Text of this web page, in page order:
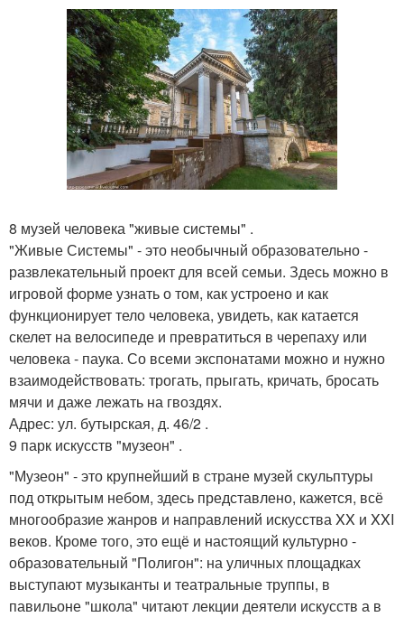
8 музей человека "живые системы" .
"Живые Системы" - это необычный образовательно -
развлекательный проект для всей семьи. Здесь можно в
игровой форме узнать о том, как устроено и как
функционирует тело человека, увидеть, как катается
скелет на велосипеде и превратиться в черепаху или
человека - паука. Со всеми экспонатами можно и нужно
взаимодействовать: трогать, прыгать, кричать, бросать
мячи и даже лежать на гвоздях.
Адрес: ул. бутырская, д. 46/2 .
9 парк искусств "музеон" .
"Музеон" - это крупнейший в стране музей скульптуры
под открытым небом, здесь представлено, кажется, всё
многообразие жанров и направлений искусства XX и XXI
веков. Кроме того, это ещё и настоящий культурно -
образовательный "Полигон": на уличных площадках
выступают музыканты и театральные труппы, в
павильоне "школа" читают лекции деятели искусств а в